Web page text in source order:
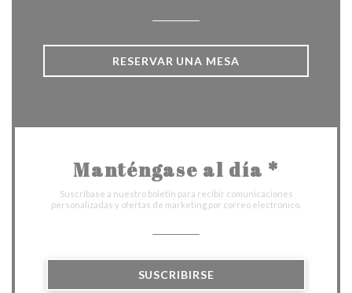
RESERVAR UNA MESA
Manténgase al día *
Suscríbase a nuestro boletín para recibir comunicaciones
personalizadas y ofertas de marketing por correo electrónico.
SUSCRIBIRSE